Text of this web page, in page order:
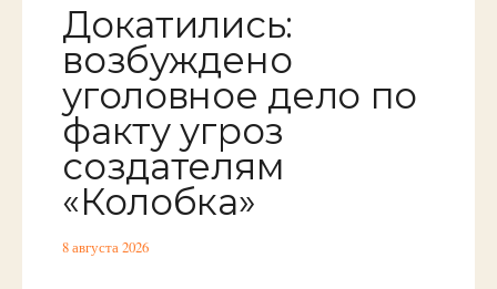
Докатились:
возбуждено
уголовное дело по
факту угроз
создателям
«Колобка»
8 августа 2026